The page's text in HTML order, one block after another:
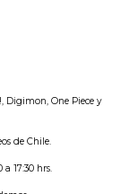
Digimon, One Piece y
de Chile.
17:30 hrs.